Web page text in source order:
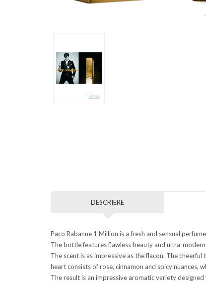
DESCRIERE
Paco Rabanne 1 Million is a fresh and sensual
The bottle features flawless beauty and ultra-
The scent is as impressive as the flacon. The
heart consists of rose, cinnamon and spicy nuances,
The result is an impressive aromatic variety